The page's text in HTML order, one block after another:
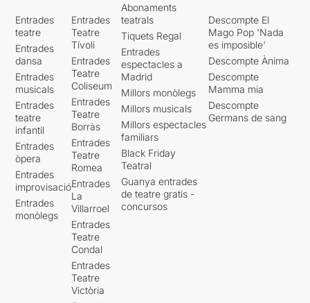
Entrades
teatre
Entrades
dansa
Entrades
musicals
Entrades
teatre
infantil
Entrades
òpera
Entrades
improvisació
Entrades
monòlegs
Entrades
Teatre
Tívoli
Entrades
Teatre
Coliseum
Entrades
Teatre
Borràs
Entrades
Teatre
Romea
Entrades
La
Villarroel
Entrades
Teatre
Condal
Entrades
Teatre
Victòria
Abonaments
teatrals
Tiquets Regal
Entrades
espectacles a
Madrid
Millors monòlegs
Millors musicals
Millors espectacles
familiars
Black Friday
Teatral
Guanya entrades
de teatre gratis -
concursos
Descompte El
Mago Pop 'Nada
es imposible'
Descompte Ànima
Descompte
Mamma mia
Descompte
Germans de sang